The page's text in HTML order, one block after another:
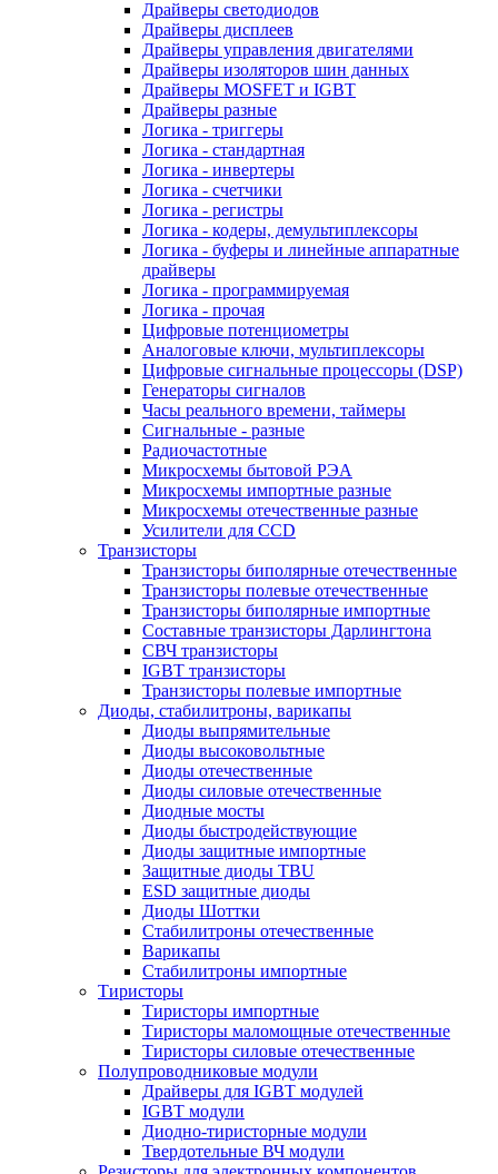
Драйверы светодиодов
Драйверы дисплеев
Драйверы управления двигателями
Драйверы изоляторов шин данных
Драйверы MOSFET и IGBT
Драйверы разные
Логика - триггеры
Логика - стандартная
Логика - инвертеры
Логика - счетчики
Логика - регистры
Логика - кодеры, демультиплексоры
Логика - буферы и линейные аппаратные
драйверы
Логика - программируемая
Логика - прочая
Цифровые потенциометры
Аналоговые ключи, мультиплексоры
Цифровые сигнальные процессоры (DSP)
Генераторы сигналов
Часы реального времени, таймеры
Сигнальные - разные
Радиочастотные
Микросхемы бытовой РЭА
Микросхемы импортные разные
Микросхемы отечественные разные
Усилители для CCD
Транзисторы
Транзисторы биполярные отечественные
Транзисторы полевые отечественные
Транзисторы биполярные импортные
Составные транзисторы Дарлингтона
СВЧ транзисторы
IGBT транзисторы
Транзисторы полевые импортные
Диоды, стабилитроны, варикапы
Диоды выпрямительные
Диоды высоковольтные
Диоды отечественные
Диоды силовые отечественные
Диодные мосты
Диоды быстродействующие
Диоды защитные импортные
Защитные диоды TBU
ESD защитные диоды
Диоды Шоттки
Стабилитроны отечественные
Варикапы
Стабилитроны импортные
Тиристоры
Тиристоры импортные
Тиристоры маломощные отечественные
Тиристоры силовые отечественные
Полупроводниковые модули
Драйверы для IGBT модулей
IGBT модули
Диодно-тиристорные модули
Твердотельные ВЧ модули